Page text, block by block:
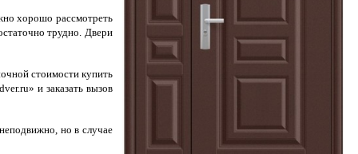
хорошо рассмотреть
трудно. Двери
стоимости купить
и заказать вызов
но в случае